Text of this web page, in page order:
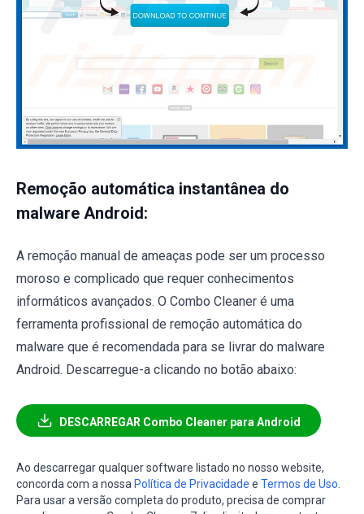
Remoção automática instantânea do
malware Android:
A remoção manual de ameaças pode ser um processo
moroso e complicado que requer conhecimentos
informáticos avançados. O Combo Cleaner é uma
ferramenta profissional de remoção automática do
malware que é recomendada para se livrar do malware
Android. Descarregue-a clicando no botão abaixo:
DESCARREGAR Combo Cleaner para Android
Ao descarregar qualquer software listado no nosso website,
concorda com a nossa Política de Privacidade e Termos de Uso.
Para usar a versão completa do produto, precisa de comprar